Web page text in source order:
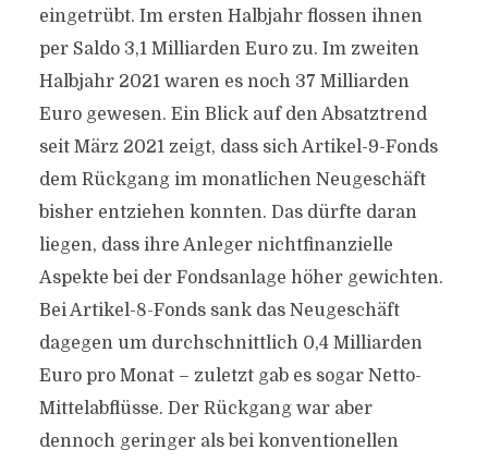
eingetrübt. Im ersten Halbjahr flossen ihnen
per Saldo 3,1 Milliarden Euro zu. Im zweiten
Halbjahr 2021 waren es noch 37 Milliarden
Euro gewesen. Ein Blick auf den Absatztrend
seit März 2021 zeigt, dass sich Artikel-9-Fonds
dem Rückgang im monatlichen Neugeschäft
bisher entziehen konnten. Das dürfte daran
liegen, dass ihre Anleger nichtfinanzielle
Aspekte bei der Fondsanlage höher gewichten.
Bei Artikel-8-Fonds sank das Neugeschäft
dagegen um durchschnittlich 0,4 Milliarden
Euro pro Monat – zuletzt gab es sogar Netto-
Mittelabflüsse. Der Rückgang war aber
dennoch geringer als bei konventionellen